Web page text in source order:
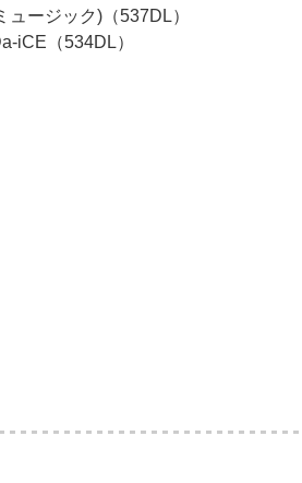
ュージック)（537DL）
iCE（534DL）